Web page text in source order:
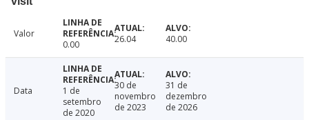
Valor
0.00
26.04 40.00
Data
1 de
setembro
de 2020
30 de
novembro
de 2023
31 de
dezembro
de 2026